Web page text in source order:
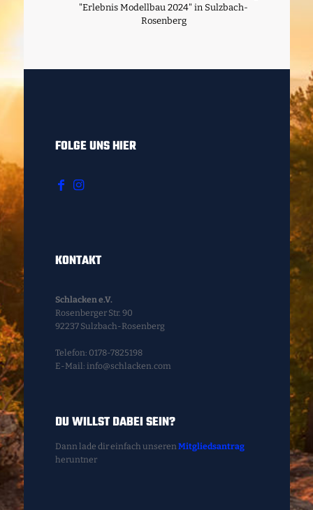
"Erlebnis Modellbau 2024" in Sulzbach-
Rosenberg
FOLGE UNS HIER
KONTAKT
Schlacken e.V.
Rosenberger Str. 90
92237 Sulzbach-Rosenberg
Telefon: 0178-7825198
E-Mail: info@schlacken.com
DU WILLST DABEI SEIN?
Dann lade dir einfach unserenMitgliedsantrag
heruntner